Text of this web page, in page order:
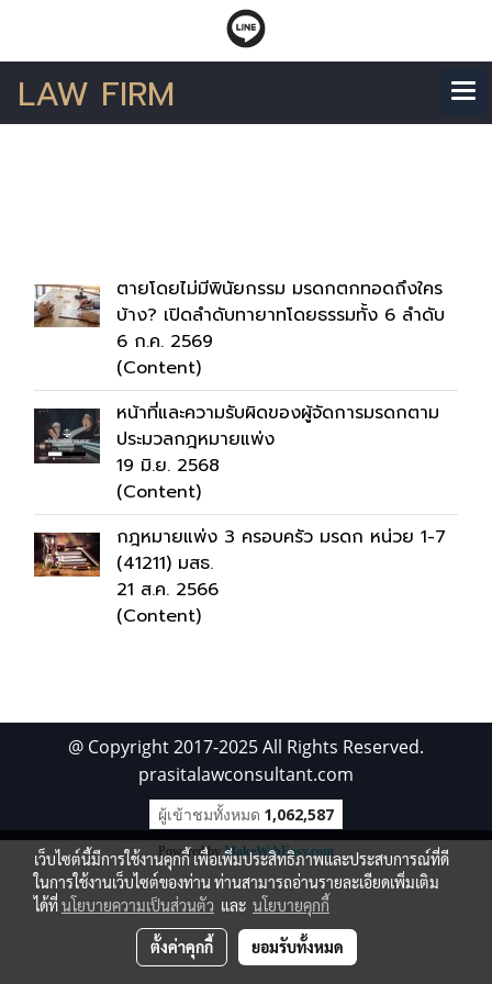
LAW FIRM
ตายโดยไม่มีพินัยกรรม มรดกตกทอดถึงใคร
บ้าง? เปิดลำดับทายาทโดยธรรมทั้ง 6 ลำดับ
6 ก.ค. 2569
(Content)
หน้าที่และความรับผิดของผู้จัดการมรดกตาม
ประมวลกฎหมายแพ่ง
19 มิ.ย. 2568
(Content)
กฎหมายแพ่ง 3 ครอบครัว มรดก หน่วย 1-7
(41211) มสธ.
21 ส.ค. 2566
(Content)
@ Copyright 2017-2025 All Rights Reserved.
prasitalawconsultant.com
ผู้เข้าชมทั้งหมด 1,062,587
Powered by MakeWebEasy.com
เว็บไซต์นี้มีการใช้งานคุกกี้ เพื่อเพิ่มประสิทธิภาพและประสบการณ์ที่ดี
ในการใช้งานเว็บไซต์ของท่าน ท่านสามารถอ่านรายละเอียดเพิ่มเติม
ได้ที่นโยบายความเป็นส่วนตัว และ นโยบายคุกกี้
ตั้งค่าคุกกี้ ยอมรับทั้งหมด